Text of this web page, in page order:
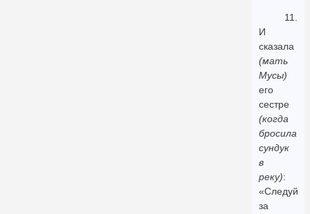
11.
И
сказала
(мать
Мусы)
его
сестре
(когда
бросила
сундук
в
реку):
«Следуй
за